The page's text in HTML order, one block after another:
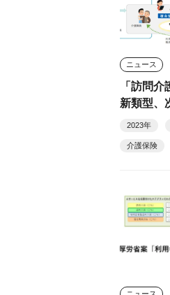
ニュース
「訪問
新類型、
は見送り
2023年
介護保険